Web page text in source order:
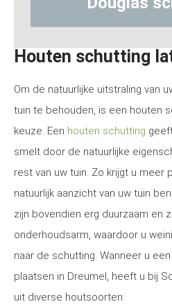
Houten schutting
Om de natuurlijke uitstraling van
tuin te behouden, is een houten
keuze. Een houten schutting
smelt door de natuurlijke
rest van uw tuin. Zo krijgt u meer
natuurlijk aanzicht van uw tuin
zijn bovendien erg duurzaam en
onderhoudsarm, waardoor u
naar de schutting. Wanneer u
plaatsen in Dreumel, heeft u bij
uit diverse houtsoorten: